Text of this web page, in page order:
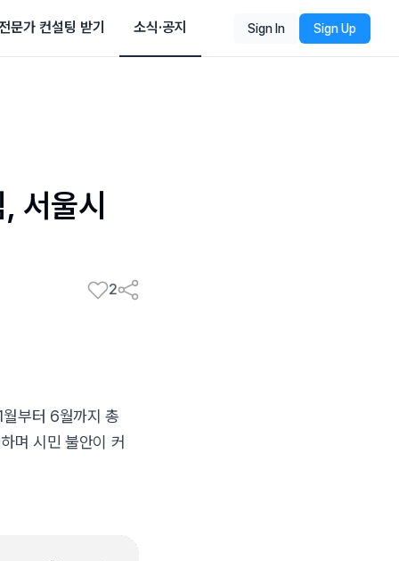
문가 컨설팅 받기 소식·공지 Sign In Sign Up
서울시
2
부터 6월까지 총
며 시민 불안이 커